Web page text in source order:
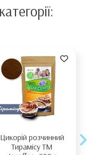
Цикорій розчинний
Тирамісу ТМ